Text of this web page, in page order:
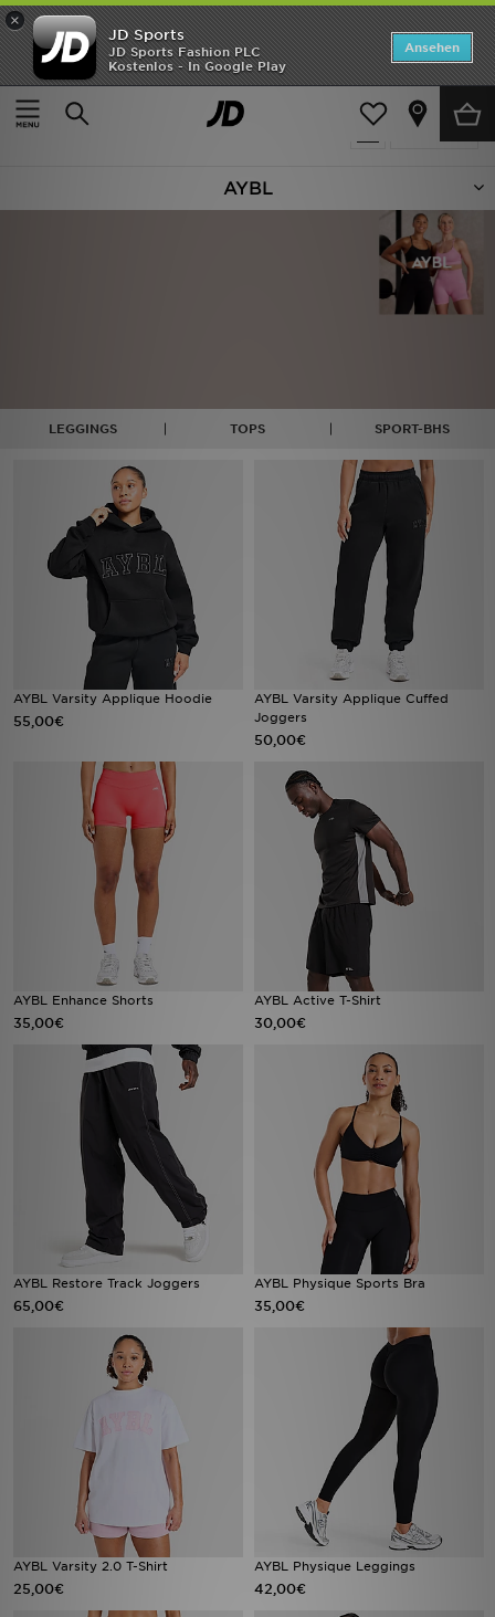
×
JD Sports
JD Sports Fashion PLC
Kostenlos - In Google Play
Ansehen
Home
AYBL
Verfeinern
105 Produkte
AYBL
LEGGINGS TOPS SPORT-BHS
AYBL Varsity Applique Hoodie
55,00€
AYBL Varsity Applique Cuffed
Joggers
50,00€
AYBL Enhance Shorts
35,00€
AYBL Active T-Shirt
30,00€
AYBL Restore Track Joggers
65,00€
AYBL Physique Sports Bra
35,00€
AYBL Varsity 2.0 T-Shirt
25,00€
AYBL Physique Leggings
42,00€
ANGEBOTE
Neuheiten
Lade die APP
Filialfinder
Hilfe & Kontakt
Geschenkgutschein